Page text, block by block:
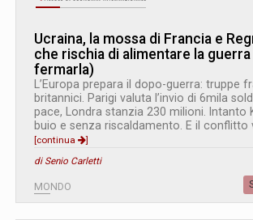
Ucraina, la mossa di Francia e
che rischia di alimentare la
fermarla)
L’Europa prepara il dopo-guerra: truppe
britannici. Parigi valuta l’invio di 6mila
pace, Londra stanzia 230 milioni. Intanto
buio e senza riscaldamento. E il conflitto
[continua
]
di Senio Carletti
MONDO